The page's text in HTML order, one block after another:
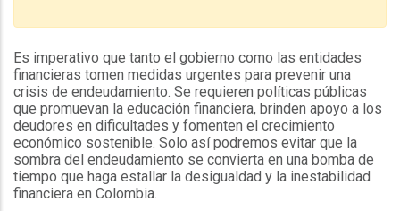
Es imperativo que tanto el gobierno como las entidades
financieras tomen medidas urgentes para prevenir una
crisis de endeudamiento. Se requieren políticas públicas
que promuevan la educación financiera, brinden apoyo a los
deudores en dificultades y fomenten el crecimiento
económico sostenible. Solo así podremos evitar que la
sombra del endeudamiento se convierta en una bomba de
tiempo que haga estallar la desigualdad y la inestabilidad
financiera en Colombia.